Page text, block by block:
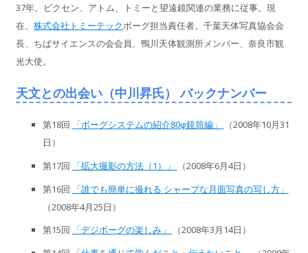
37年。ビクセン、アトム、トミーと望遠鏡関連の業務に従事。現
在、株式会社トミーテックボーグ担当責任者。千葉天体写真協会会
長、ちばサイエンスの会会員、鴨川天体観測所メンバー、奈良市観
光大使。
天文との出会い（中川昇氏） バックナンバー
第18回 「ボーグシステムの紹介80φ鏡筒編」
（2008年10月31
日）
第17回
「拡大撮影の方法（1）」
（2008年6月4日）
第16回
「誰でも簡単に撮れる シャープな月面写真の写し方」
（2008年4月25日）
第15回
「デジボーグの楽しみ」
（2008年3月14日）